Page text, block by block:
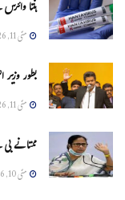
ہنتا
مئی 11, 2026
بطور
مئی 11, 2026
ممتا نے
مئی 10, 2026